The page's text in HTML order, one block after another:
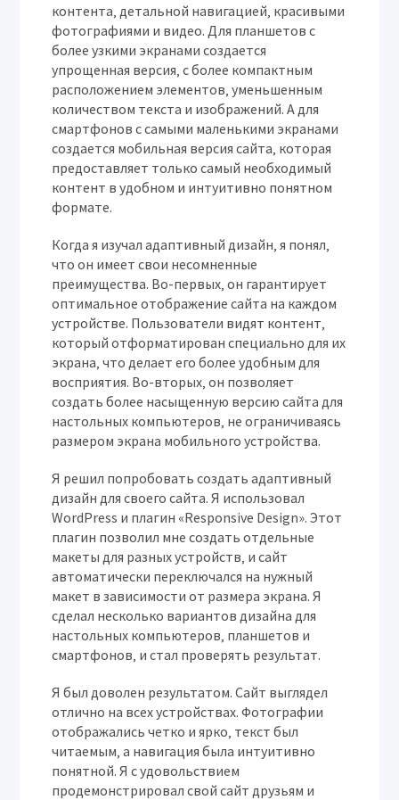
контента‚ детальной навигацией‚ красивыми
фотографиями и видео. Для планшетов с
более узкими экранами создается
упрощенная версия‚ с более компактным
расположением элементов‚ уменьшенным
количеством текста и изображений. А для
смартфонов с самыми маленькими экранами
создается мобильная версия сайта‚ которая
предоставляет только самый необходимый
контент в удобном и интуитивно понятном
формате.
Когда я изучал адаптивный дизайн‚ я понял‚
что он имеет свои несомненные
преимущества. Во-первых‚ он гарантирует
оптимальное отображение сайта на каждом
устройстве. Пользователи видят контент‚
который отформатирован специально для их
экрана‚ что делает его более удобным для
восприятия. Во-вторых‚ он позволяет
создать более насыщенную версию сайта для
настольных компьютеров‚ не ограничиваясь
размером экрана мобильного устройства.
Я решил попробовать создать адаптивный
дизайн для своего сайта. Я использовал
WordPress и плагин «Responsive Design». Этот
плагин позволил мне создать отдельные
макеты для разных устройств‚ и сайт
автоматически переключался на нужный
макет в зависимости от размера экрана. Я
сделал несколько вариантов дизайна для
настольных компьютеров‚ планшетов и
смартфонов‚ и стал проверять результат.
Я был доволен результатом. Сайт выглядел
отлично на всех устройствах. Фотографии
отображались четко и ярко‚ текст был
читаемым‚ а навигация была интуитивно
понятной. Я с удовольствием
продемонстрировал свой сайт друзьям и